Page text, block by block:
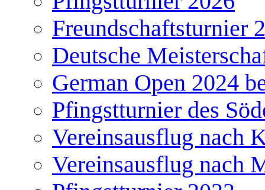
Freundschaftsturnier
Deutsche
German Open 2024
Pfingstturnier des
Vereinsausflug nach
Vereinsausflug nach